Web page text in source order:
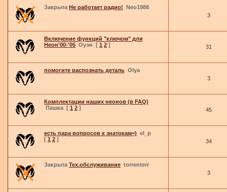
Закрыта Не работает радио! Neo1988
3
Включение функций "ключом" для
Неон'00-'05 Оуэн [ 1 2 ] 31
помогите распознать деталь Olya
3
Комплектации наших неонов (в FAQ)
Пашка [ 1 2 ] 45
есть пара вопросов к знатокам=) el_p
[ 1 2 ] 34
Закрыта Тех.обслуживание torrenterr
3